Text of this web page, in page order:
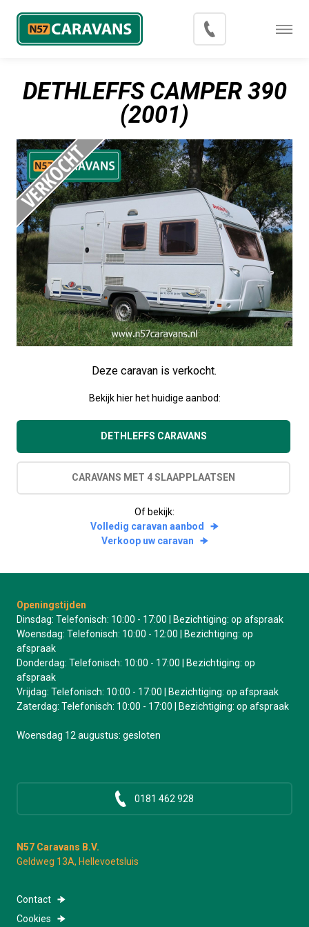
DETHLEFFS CAMPER 390
(2001)
Deze caravan is verkocht.
Bekijk hier het huidige aanbod:
DETHLEFFS CARAVANS
CARAVANS MET 4 SLAAPPLAATSEN
Of bekijk:
Volledig caravan aanbod
Verkoop uw caravan
Openingstijden
Dinsdag: Telefonisch: 10:00 - 17:00 | Bezichtiging: op afspraak
Woensdag: Telefonisch: 10:00 - 12:00 | Bezichtiging: op
afspraak
Donderdag: Telefonisch: 10:00 - 17:00 | Bezichtiging: op
afspraak
Vrijdag: Telefonisch: 10:00 - 17:00 | Bezichtiging: op afspraak
Zaterdag: Telefonisch: 10:00 - 17:00 | Bezichtiging: op afspraak
Woensdag 12 augustus: gesloten
0181 462 928
N57 Caravans B.V.
Geldweg 13A, Hellevoetsluis
Contact
Cookies
Menu
Inkoop
Export
Contact
Over N57 Caravans